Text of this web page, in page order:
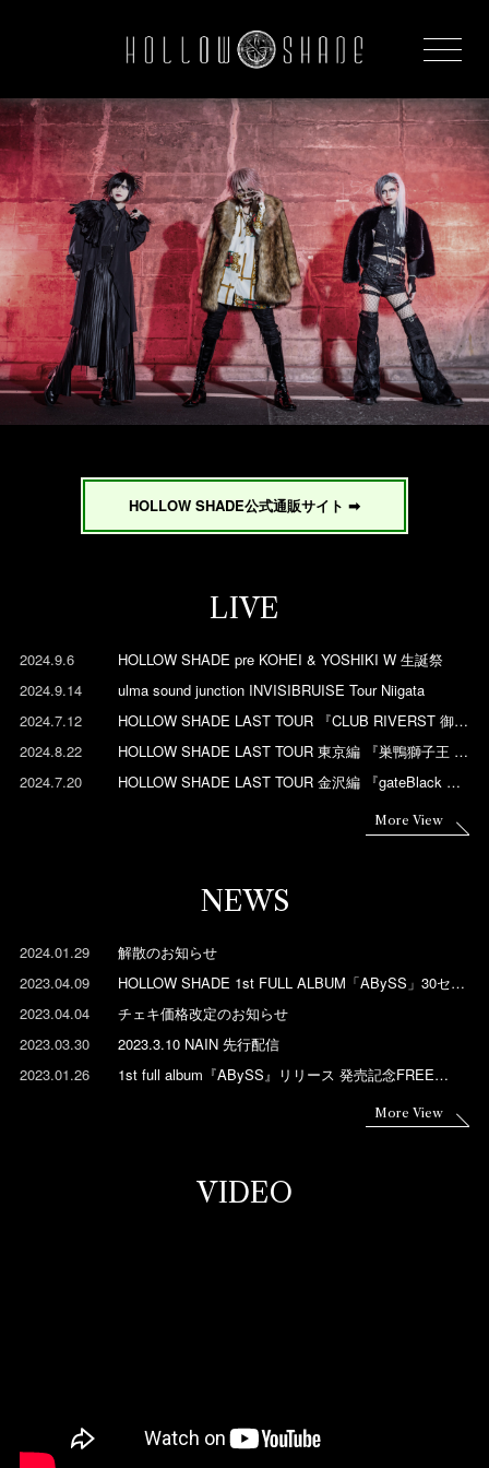
HOLLOW SHADE公式通販サイト ➡
LIVE
2024.9.6
HOLLOW SHADE pre KOHEI & YOSHIKI W 生誕祭
2024.9.14
ulma sound junction INVISIBRUISE Tour Niigata
2024.7.12
HOLLOW SHADE LAST TOUR 『CLUB RIVERST 御
礼〜サブカル編〜』
2024.8.22
HOLLOW SHADE LAST TOUR 東京編 『巣鴨獅子王 御
礼』
2024.7.20
HOLLOW SHADE LAST TOUR 金沢編 『gateBlack 御
More View
NEWS
2024.01.29
解散のお知らせ
2023.04.09
HOLLOW SHADE 1st FULL ALBUM「ABySS」30セッ
ト限定スペシャルパッケージ
2023.04.04
チェキ価格改定のお知らせ
2023.03.30
2023.3.10 NAIN 先行配信
2023.01.26
1st full album『ABySS』リリース 発売記念FREE
More View
VIDEO